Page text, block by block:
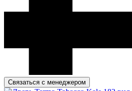
Связаться с менеджером